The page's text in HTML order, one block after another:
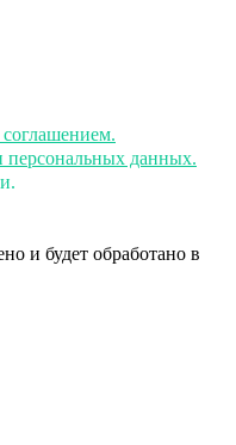
персональных данных.
и будет обработано в